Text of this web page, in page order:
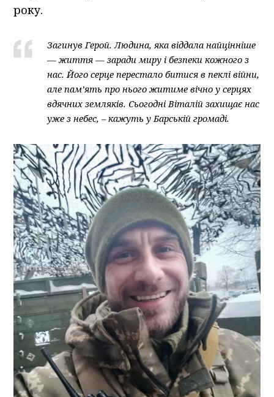
року.
Загинув Герой. Людина, яка віддала найцінніше
— життя — заради миру і безпеки кожного з
нас. Його серце перестало битися в пеклі війни,
але пам’ять про нього житиме вічно у серцях
вдячних земляків. Сьогодні Віталій захищає нас
уже з небес, – кажуть у Барській громаді.